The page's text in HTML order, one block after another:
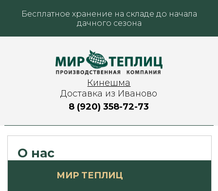
Бесплатное хранение на складе до начала
дачного сезона
Кинешма
Доставка из Иваново
8 (920) 358-72-73
О нас
МИР ТЕПЛИЦ